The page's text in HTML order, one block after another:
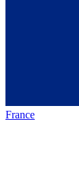
France